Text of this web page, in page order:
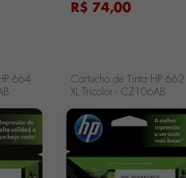
R$ 74,00
664
Cartucho de Tinta HP 662
XL Tricolor - CZ106AB